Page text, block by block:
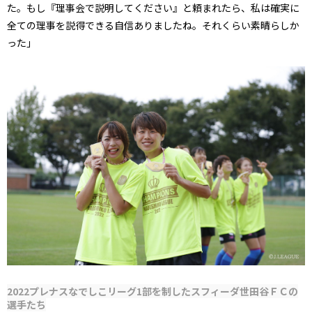
た。もし『理事会で説明してください』と頼まれたら、私は確実に
全ての理事を説得できる自信ありましたね。それくらい素晴らしか
った」
2022プレナスなでしこリーグ1部を制したスフィーダ世田谷ＦＣの
選手たち